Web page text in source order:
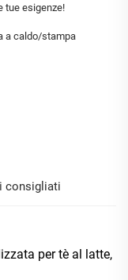
tue esigenze!
a caldo/stampa
consigliati
per tè al latte,